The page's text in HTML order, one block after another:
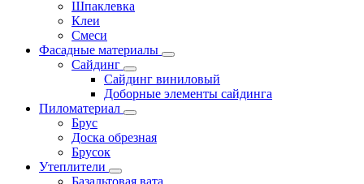
Шпаклевка
Клеи
Смеси
Фасадные материалы
Сайдинг
Сайдинг виниловый
Доборные элементы сайдинга
Пиломатериал
Брус
Доска обрезная
Брусок
Утеплители
Базальтовая вата